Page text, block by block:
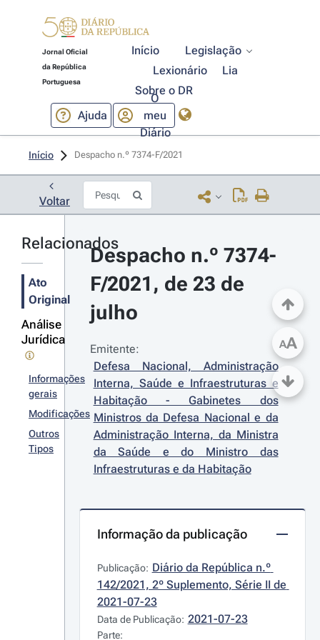
Jornal Oficial
da República
Portuguesa
Início
Legislação
Lexionário
Lia
Sobre o DR
Ajuda
O
meu
Diário
Início Despacho n.º 7374-F/2021
Voltar
Relacionados
Ato
Original
Análise
Jurídica
Informações
gerais
Modificações
Outros
Tipos
Despacho n.º 7374-
F/2021, de 23 de
julho
Emitente:
Defesa Nacional, Administração
Interna, Saúde e Infraestruturas e
Habitação - Gabinetes dos
Ministros da Defesa Nacional e da
Administração Interna, da Ministra
da Saúde e do Ministro das
Infraestruturas e da Habitação
Informação da publicação
Publicação: Diário da República n.º
142/2021, 2º Suplemento, Série II de
2021-07-23
Data de Publicação: 2021-07-23
Parte:
AA